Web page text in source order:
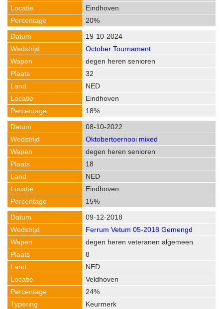
Eindhoven
20%
19-10-2024
October Tournament
degen heren senioren
32
NED
Eindhoven
18%
08-10-2022
Oktobertoernooi mixed
degen heren senioren
18
NED
Eindhoven
15%
09-12-2018
Ferrum Vetum 05-2018 Gemengd
degen heren veteranen algemeen
8
NED
Veldhoven
24%
Keurmerk